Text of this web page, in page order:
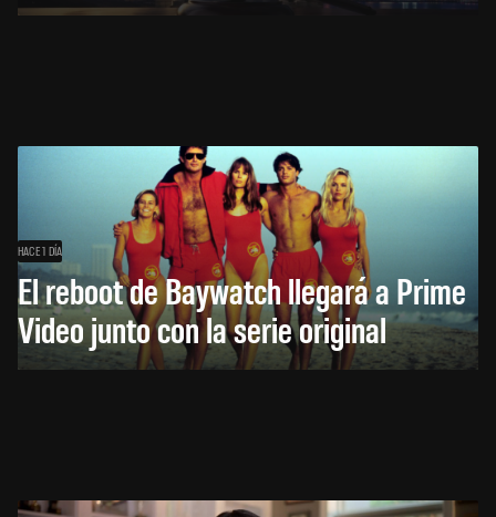
HACE 1 DÍA
El reboot de Baywatch llegará a Prime
Video junto con la serie original